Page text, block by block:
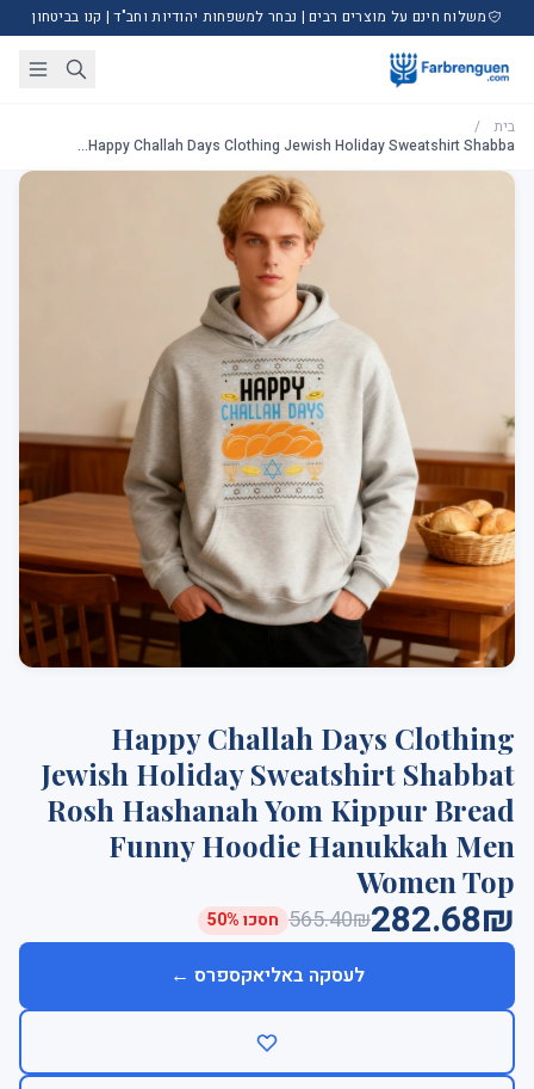
משלוח חינם על מוצרים רבים | נבחר למשפחות יהודיות וחב"ד | קנו בביטחון
בית
/
Happy Challah Days Clothing Jewish Holiday Sweatshirt Shabba...
Happy Challah Days Clothing
Jewish Holiday Sweatshirt Shabbat
Rosh Hashanah Yom Kippur Bread
Funny Hoodie Hanukkah Men
Women Top
282.68₪
565.40₪ חסכו 50%
לעסקה באליאקספרס ←